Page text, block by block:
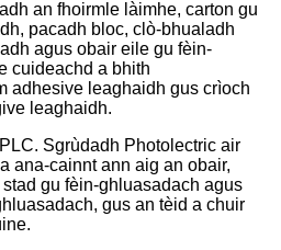
an fhoirmle làimhe, carton gu
pacadh bloc, clò-bhualadh
agus obair eile gu fèin-
cuideachd a bhith
adhesive leaghaidh gus crìoch
leaghaidh.
Sgrùdadh Photolectric air
ana-cainnt ann aig an obair,
gu fèin-ghluasadach agus
gus an tèid a chuir